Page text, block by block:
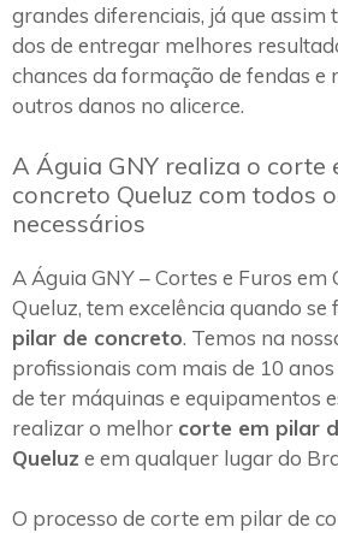
grandes diferenciais, já que assim
dos de entregar melhores
chances da formação de fendas e
outros danos no alicerce.
A Águia GNY realiza o corte
concreto Queluz com todos
necessários
A Águia GNY – Cortes e Furos em
Queluz, tem excelência quando se
pilar de concreto. Temos na
profissionais com mais de 10
de ter máquinas e equipamentos
realizar o melhor corte em pilar
Queluz e em qualquer lugar do
O processo de corte em pilar de